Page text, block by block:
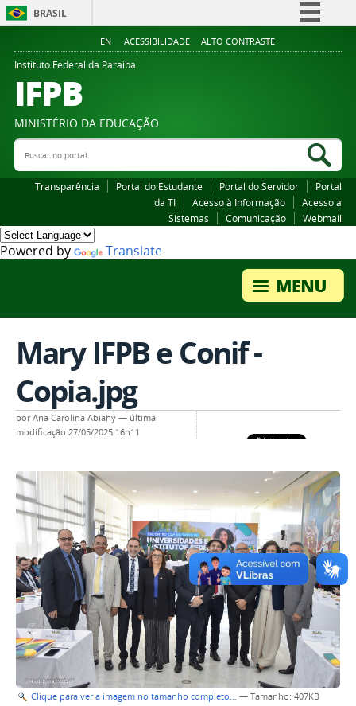
BRASIL
Simplifique!
Legislação
EN ACESSIBILIDADE ALTO CONTRASTE
Instituto Federal da Paraiba
IFPB
MINISTÉRIO DA EDUCAÇÃO
Buscar no portal
Transparência Portal do Estudante Portal do Servidor
Portal
da TI
Acesso à Informação
Acesso a
Sistemas
Comunicação Webmail
Powered by Translate
Mary IFPB e Conif -
Copia.jpg
porAna Carolina Abiahy — última
modificação 27/05/2025 16h11
Clique para ver a imagem no tamanho completo… — Tamanho: 407KB